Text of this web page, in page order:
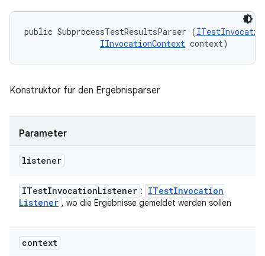
public SubprocessTestResultsParser (
IInvocationContext context)
Konstruktor für den Ergebnisparser
Parameter
listener
ITestInvocationListener : ITestInvocation
Listener , wo die Ergebnisse gemeldet werden sollen
context